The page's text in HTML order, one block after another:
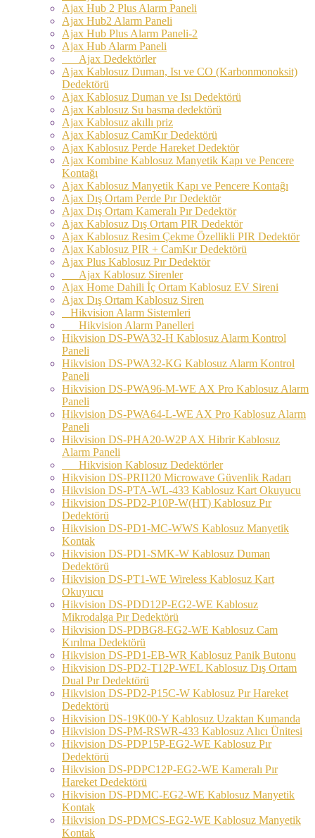
Ajax Hub 2 Plus Alarm Paneli
Ajax Hub2 Alarm Paneli
Ajax Hub Plus Alarm Paneli-2
Ajax Hub Alarm Paneli
Ajax Dedektörler
Ajax Kablosuz Duman, Isı ve CO (Karbonmonoksit)
Dedektörü
Ajax Kablosuz Duman ve Isı Dedektörü
Ajax Kablosuz Su basma dedektörü
Ajax Kablosuz akıllı priz
Ajax Kablosuz CamKır Dedektörü
Ajax Kablosuz Perde Hareket Dedektör
Ajax Kombine Kablosuz Manyetik Kapı ve Pencere
Kontağı
Ajax Kablosuz Manyetik Kapı ve Pencere Kontağı
Ajax Dış Ortam Perde Pır Dedektör
Ajax Dış Ortam Kameralı Pır Dedektör
Ajax Kablosuz Dış Ortam PIR Dedektör
Ajax Kablosuz Resim Çekme Özellikli PIR Dedektör
Ajax Kablosuz PIR + CamKır Dedektörü
Ajax Plus Kablosuz Pır Dedektör
Ajax Kablosuz Sirenler
Ajax Home Dahili İç Ortam Kablosuz EV Sireni
Ajax Dış Ortam Kablosuz Siren
Hikvision Alarm Sistemleri
Hikvision Alarm Panelleri
Hikvision DS-PWA32-H Kablosuz Alarm Kontrol
Paneli
Hikvision DS-PWA32-KG Kablosuz Alarm Kontrol
Paneli
Hikvision DS-PWA96-M-WE AX Pro Kablosuz Alarm
Paneli
Hikvision DS-PWA64-L-WE AX Pro Kablosuz Alarm
Paneli
Hikvision DS-PHA20-W2P AX Hibrir Kablosuz
Alarm Paneli
Hikvision Kablosuz Dedektörler
Hikvision DS-PRI120 Microwave Güvenlik Radarı
Hikvision DS-PTA-WL-433 Kablosuz Kart Okuyucu
Hikvision DS-PD2-P10P-W(HT) Kablosuz Pır
Dedektörü
Hikvision DS-PD1-MC-WWS Kablosuz Manyetik
Kontak
Hikvision DS-PD1-SMK-W Kablosuz Duman
Dedektörü
Hikvision DS-PT1-WE Wireless Kablosuz Kart
Okuyucu
Hikvision DS-PDD12P-EG2-WE Kablosuz
Mikrodalga Pır Dedektörü
Hikvision DS-PDBG8-EG2-WE Kablosuz Cam
Kırılma Dedektörü
Hikvision DS-PD1-EB-WR Kablosuz Panik Butonu
Hikvision DS-PD2-T12P-WEL Kablosuz Dış Ortam
Dual Pır Dedektörü
Hikvision DS-PD2-P15C-W Kablosuz Pır Hareket
Dedektörü
Hikvision DS-19K00-Y Kablosuz Uzaktan Kumanda
Hikvision DS-PM-RSWR-433 Kablosuz Alıcı Ünitesi
Hikvision DS-PDP15P-EG2-WE Kablosuz Pır
Dedektörü
Hikvision DS-PDPC12P-EG2-WE Kameralı Pır
Hareket Dedektörü
Hikvision DS-PDMC-EG2-WE Kablosuz Manyetik
Kontak
Hikvision DS-PDMCS-EG2-WE Kablosuz Manyetik
Kontak